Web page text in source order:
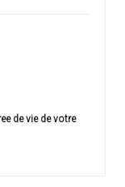
de vie de votre